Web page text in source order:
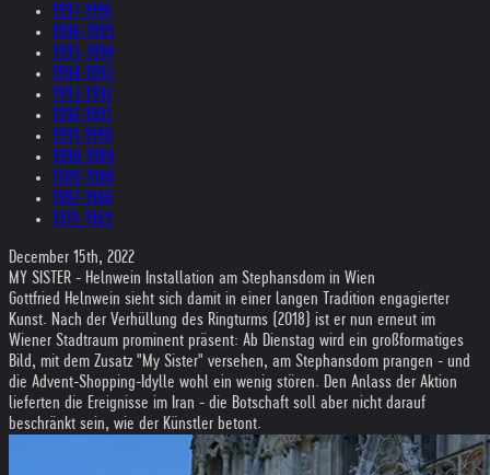
1997-1996
1996-1995
1995-1994
1994-1993
1993-1992
1992-1991
1991-1990
1990-1989
1989-1988
1987-1980
1979-1969
December 15th, 2022
MY SISTER - Helnwein Installation am Stephansdom in Wien
Gottfried Helnwein sieht sich damit in einer langen Tradition engagierter
Kunst. Nach der Verhüllung des Ringturms (2018) ist er nun erneut im
Wiener Stadtraum prominent präsent: Ab Dienstag wird ein großformatiges
Bild, mit dem Zusatz "My Sister" versehen, am Stephansdom prangen - und
die Advent-Shopping-Idylle wohl ein wenig stören. Den Anlass der Aktion
lieferten die Ereignisse im Iran - die Botschaft soll aber nicht darauf
beschränkt sein, wie der Künstler betont.